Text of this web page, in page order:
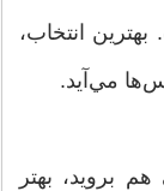
انتخاب،
مي‌آيد.
برويد، بهتر